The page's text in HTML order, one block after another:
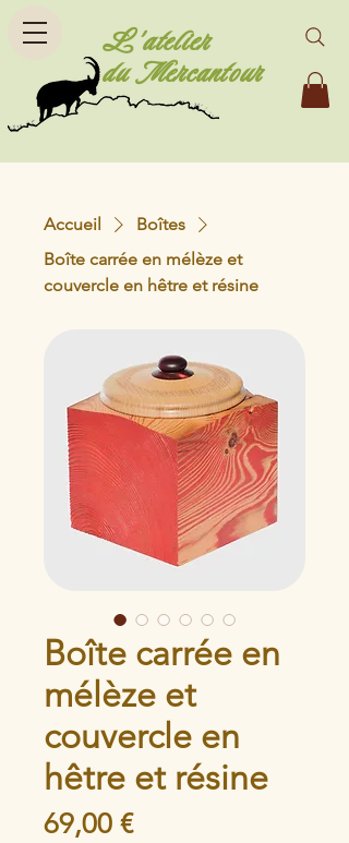
L'atelier
du Mercantour
Accueil
Boîtes
Boîte carrée en mélèze et
couvercle en hêtre et résine
Boîte carrée en
mélèze et
couvercle en
hêtre et résine
69,00 €Prix